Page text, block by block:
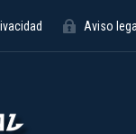
Aviso legal
SMS